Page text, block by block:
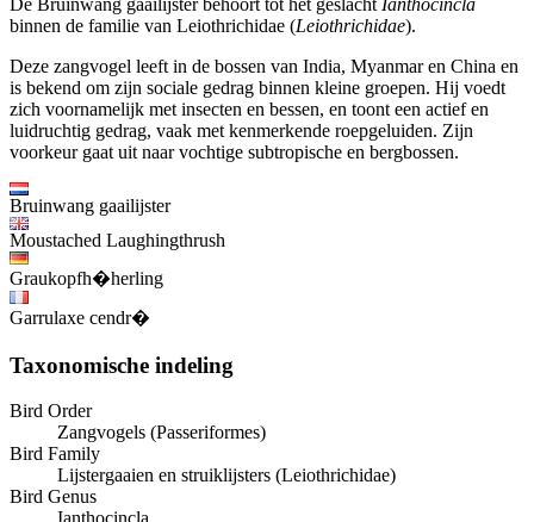
De Bruinwang gaailijster behoort tot het geslacht Ianthocincla
binnen de familie van Leiothrichidae (Leiothrichidae).
Deze zangvogel leeft in de bossen van India, Myanmar en China en
is bekend om zijn sociale gedrag binnen kleine groepen. Hij voedt
zich voornamelijk met insecten en bessen, en toont een actief en
luidruchtig gedrag, vaak met kenmerkende roepgeluiden. Zijn
voorkeur gaat uit naar vochtige subtropische en bergbossen.
Bruinwang gaailijster
Moustached Laughingthrush
Graukopfh�herling
Garrulaxe cendr�
Taxonomische indeling
Bird Order
Zangvogels (Passeriformes)
Bird Family
Lijstergaaien en struiklijsters (Leiothrichidae)
Bird Genus